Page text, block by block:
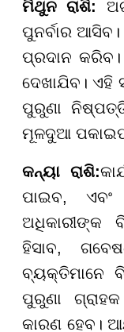
ମିଥୁନ ରାଶି:
ପୁନର୍ବାର
ପ୍ରଦାନ
ଦେଖାଯିବ।
ପୁରୁଣା
ମୂଳଦୁଆ
କନ୍ୟା ରାଶି:
ପାଇବ,
ଅଧିକାରୀଙ୍କ
ହିସାବ,
ବ୍ୟକ୍ତିମାନେ
ପୁରୁଣା
କାରଣ ହେବ।